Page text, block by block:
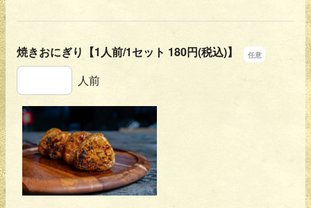
焼きおにぎり【1人前/1セット 180円(税込)】
焼きおにぎり【1人前/1セット 180円(税込)】
人前